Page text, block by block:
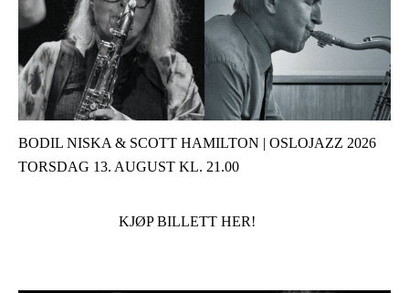
BODIL NISKA & SCOTT HAMILTON | OSLOJAZZ 2026
TORSDAG 13. AUGUST KL. 21.00
KJØP BILLETT HER!